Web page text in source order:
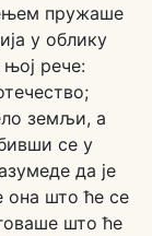
пружаше
у облику
рече:
земљи, а
се у
да је
она што ће се
што ће